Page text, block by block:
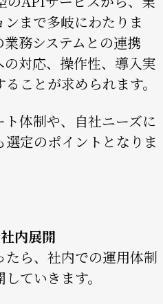
まで多岐にわたりま
務システムとの連携
対応、操作性、導入実
ことが求められます。
体制や、自社ニーズに
定のポイントとなりま
内展開
ら、社内での運用体制
ていきます。